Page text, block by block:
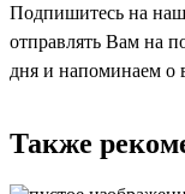
Подпишитесь на
отправлять Вам на
дня и напоминаем о
Также